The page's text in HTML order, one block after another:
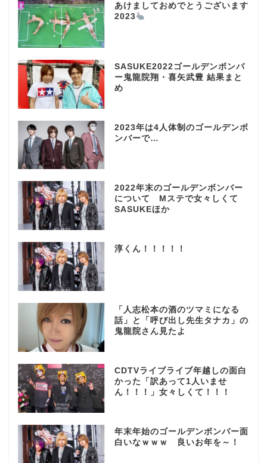
あけましておめでとうございます
2023
SASUKE2022ゴールデンボンバ
ー鬼龍院翔・喜矢武豊 結果まと
め
2023年は4人体制のゴールデンボ
ンバーで…
2022年末のゴールデンボンバー
について Mステで女々しくて
SASUKEほか
淳くん！！！！！
「人志松本の酒のツマミになる
話」と「呼び出し先生タナカ」の
鬼龍院さん見たよ
CDTVライブライブ年越しの面白
かった「訳あって1人いませ
ん！！！」女々しくて！！！
年末年始のゴールデンボンバー面
白いなｗｗｗ 良いお年を～！